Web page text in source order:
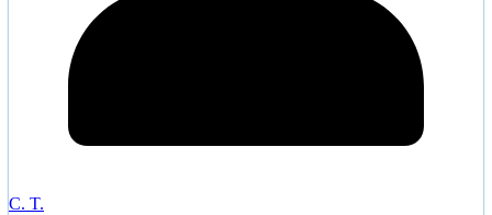
C. T.